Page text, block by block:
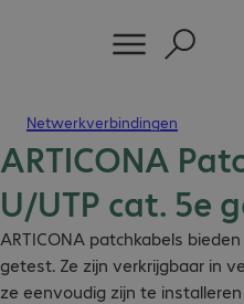
Netwerkverbindingen
ARTICONA
U/UTP cat. 5e
ARTICONA patchkabels
getest. Ze zijn verkrijgbaar in
ze eenvoudig zijn te